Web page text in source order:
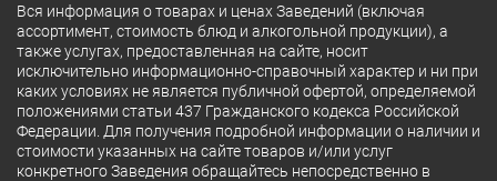
Вся информация о товарах и ценах Заведений (включая
ассортимент, стоимость блюд и алкогольной продукции), а
также услугах, предоставленная на сайте, носит
исключительно информационно-справочный характер и ни при
каких условиях не является публичной офертой, определяемой
положениями статьи 437 Гражданского кодекса Российской
Федерации. Для получения подробной информации о наличии и
стоимости указанных на сайте товаров и/или услуг
конкретного Заведения обращайтесь непосредственно в